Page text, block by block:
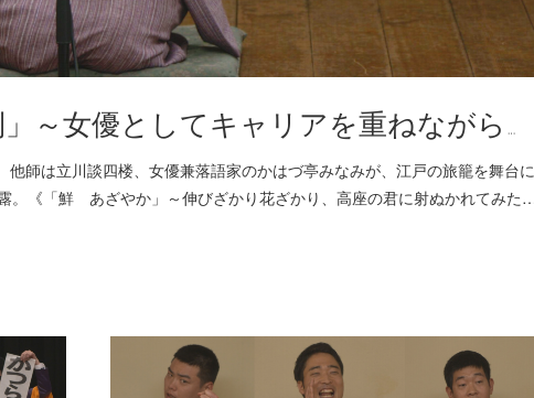
～女優としてキャリアを重ねながら…
師は立川談四楼、女優兼落語家のかはづ亭みなみが、江戸の旅籠を舞台
。《「鮮 あざやか」～伸びざかり花ざかり、高座の君に射ぬかれてみた